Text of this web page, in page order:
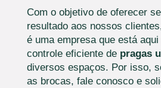
Com o objetivo de oferecer
resultado aos nossos
é uma empresa que está
controle eficiente de pragas
diversos espaços. Por isso,
as brocas, fale conosco e